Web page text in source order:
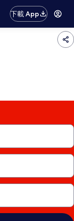
下載 App